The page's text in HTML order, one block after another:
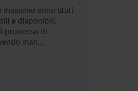
massimo sono stati
e disponibili.
processo di
man...